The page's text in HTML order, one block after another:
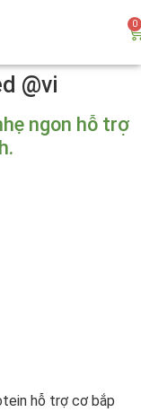
0
@vi
ngon hỗ trợ
hỗ trợ cơ bắp